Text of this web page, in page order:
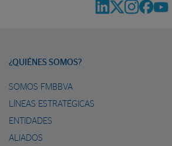
¿QUIÉNES SOMOS?
SOMOS FMBBVA
LÍNEAS ESTRATÉGICAS
ENTIDADES
ALIADOS